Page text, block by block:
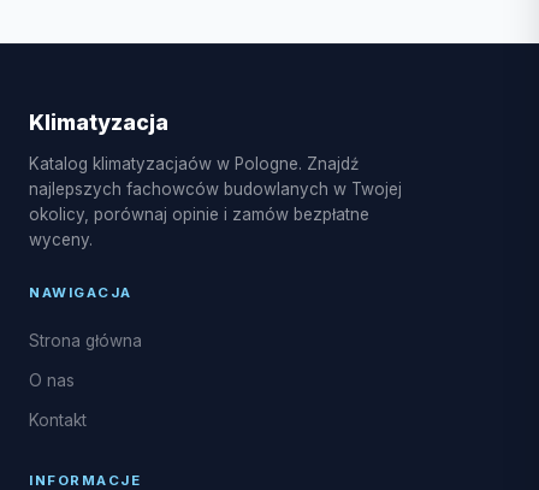
klimatyzacji typu split i multi-split, pompy ciepła
układu freonowego, a także uzupełnianie czynnika
R32.
Klimatyzacja
Katalog klimatyzacjaów w Pologne. Znajdź
najlepszych fachowców budowlanych w Twojej
okolicy, porównaj opinie i zamów bezpłatne
wyceny.
NAWIGACJA
Strona główna
O nas
Kontakt
INFORMACJE